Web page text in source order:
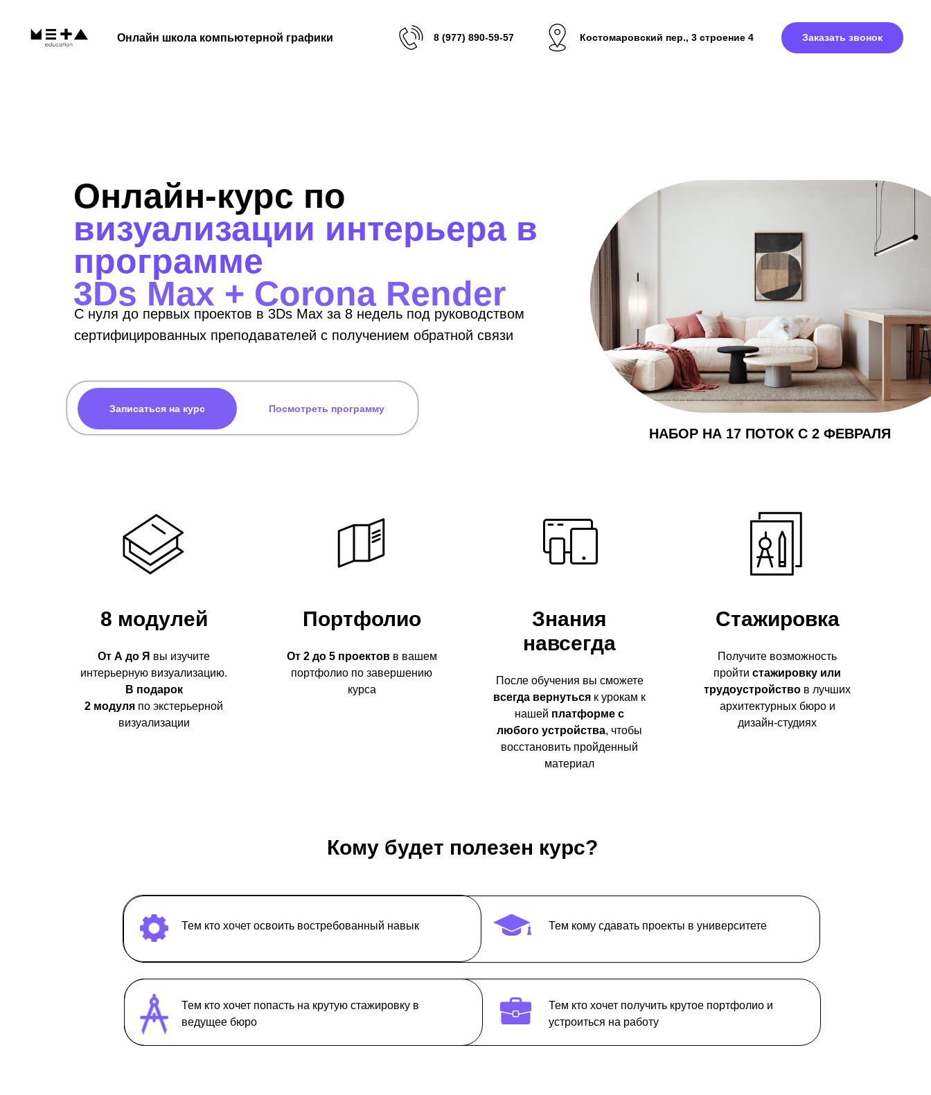
Онлайн школа компьютерной графики 8 (977) 890-59-57 Костомаровский пер., 3 строение 4 Заказать звонок
Онлайн-курс по
визуализации интерьера в
программе
3Ds Max + Corona Render
С нуля до первых проектов в 3Ds Max за 8 недель под руководством
сертифицированных преподавателей с получением обратной связи
Записаться на курс Посмотреть программу
НАБОР НА 17 ПОТОК С 2 ФЕВРАЛЯ
8 модулей
От А до Я вы изучите
интерьерную визуализацию.
В подарок
2 модуля по экстерьерной
визуализации
Портфолио
От 2 до 5 проектовв вашем
портфолио по завершению
курса
Знания
навсегда
После обучения вы сможете
всегда вернуться к урокам к
нашей платформе с
любого устройства, чтобы
восстановить пройденный
материал
Стажировка
Получите возможность
пройти стажировку или
трудоустройство в лучших
архитектурных бюро и
дизайн-студиях
Тем кто хочет освоить востребованный навык Тем кому сдавать проекты в университете
Кому будет полезен курс?
Тем кто хочет попасть на крутую стажировку в
ведущее бюро
Тем кто хочет получить крутое портфолио и
устроиться на работу